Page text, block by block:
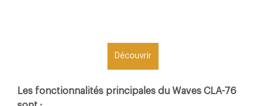
Découvrir
Les fonctionnalités principales du Waves CLA-76